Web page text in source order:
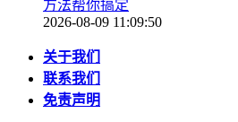
方法帮你搞定
2026-08-09 11:09:50
关于我们
联系我们
免责声明